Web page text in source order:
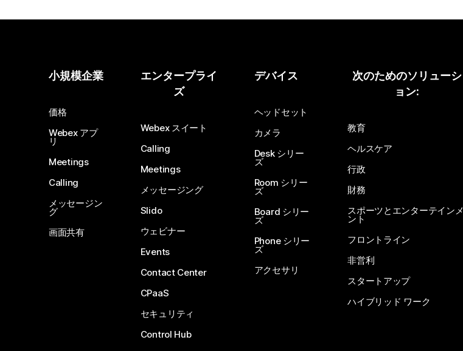
何をお探しですか?
小規模企業
価格
Webex アプ
リ
Meetings
Calling
メッセージン
グ
画面共有
エンタープライ
ズ
Webex スイート
Calling
Meetings
メッセージング
Slido
ウェビナー
Events
Contact Center
CPaaS
セキュリティ
Control Hub
デバイス
ヘッドセット
カメラ
Desk シリー
ズ
Room シリー
ズ
Board シリー
ズ
Phone シリー
ズ
アクセサリ
次のためのソリューシ
ョン:
教育
ヘルスケア
行政
財務
スポーツとエンターテインメ
ント
フロントライン
非営利
スタートアップ
ハイブリッド ワーク